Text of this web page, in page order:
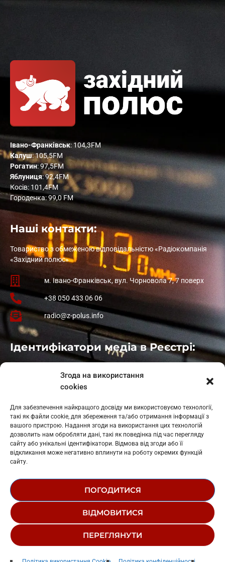
Згода на використання
cookies
Для забезпечення найкращого досвіду ми використовуємо технології,
такі як файли cookie, для збереження та/або отримання інформації з
вашого пристрою. Надання згоди на використання цих технологій
дозволить нам обробляти дані, такі як поведінка під час перегляду
сайту або унікальні ідентифікатори. Відмова від згоди або її
відкликання може негативно вплинути на роботу окремих функцій
сайту.
ПОГОДИТИСЯ
ВІДМОВИТИСЯ
ПЕРЕГЛЯНУТИ
Івано-Франківськ: 104,3FM
Калуш: 105,5FM
Рогатин: 97,5FM
Яблуниця: 92,4FM
Косів: 101,4FM
Городенка: 99,0 FM
Наші контакти:
Товариство з обмеженою відповідальністю «Радіокомпанія
«Західний полюс»
м. Івано-Франківськ, вул. Чорновола 7, 7 поверх
+38 050 433 06 06
radio@z-polus.info
Ідентифікатори медіа в Реєстрі:
: L11-01410
: L11-01801
Косів: L11-01805
Гарасимів: L11-02274
© 1995-2026 РК «ЗАХІДНИЙ ПОЛЮС»
РЕДАКЦІЙНИЙ СТАТУТ
СТРУКТУРА ВЛАСНОСТІ